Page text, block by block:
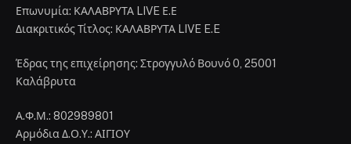
Επωνυμία: ΚΑΛΑΒΡΥΤΑ LIVE Ε.Ε
Διακριτικός Τίτλος: ΚΑΛΑΒΡΥΤΑ LIVE E.E
Έδρας της επιχείρησης: Στρογγυλό Βουνό 0, 25001
Καλάβρυτα
Α.Φ.Μ.: 802989801
Αρμόδια Δ.Ο.Υ.: ΑΙΓΙΟΥ